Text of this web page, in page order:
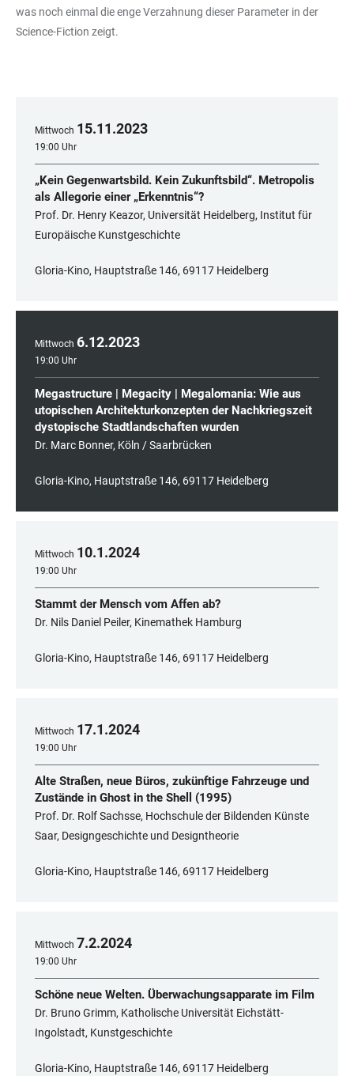
was noch einmal die enge Verzahnung dieser Parameter in der
Science-Fiction zeigt.
Mittwoch 15.11.2023
19:00 Uhr
„Kein Gegenwartsbild. Kein Zukunftsbild“. Metropolis
als Allegorie einer „Erkenntnis“?
Prof. Dr. Henry Keazor, Universität Heidelberg, Institut für
Europäische Kunstgeschichte
Gloria-Kino, Hauptstraße 146, 69117 Heidelberg
Mittwoch 6.12.2023
19:00 Uhr
Megastructure | Megacity | Megalomania: Wie aus
utopischen Architekturkonzepten der Nachkriegszeit
dystopische Stadtlandschaften wurden
Dr. Marc Bonner, Köln / Saarbrücken
Gloria-Kino, Hauptstraße 146, 69117 Heidelberg
Mittwoch 10.1.2024
19:00 Uhr
Stammt der Mensch vom Affen ab?
Dr. Nils Daniel Peiler, Kinemathek Hamburg
Gloria-Kino, Hauptstraße 146, 69117 Heidelberg
Mittwoch 17.1.2024
19:00 Uhr
Alte Straßen, neue Büros, zukünftige Fahrzeuge und
Zustände in Ghost in the Shell (1995)
Prof. Dr. Rolf Sachsse, Hochschule der Bildenden Künste
Saar, Designgeschichte und Designtheorie
Gloria-Kino, Hauptstraße 146, 69117 Heidelberg
Mittwoch 7.2.2024
19:00 Uhr
Schöne neue Welten. Überwachungsapparate im Film
Dr. Bruno Grimm, Katholische Universität Eichstätt-
Ingolstadt, Kunstgeschichte
Gloria-Kino, Hauptstraße 146, 69117 Heidelberg